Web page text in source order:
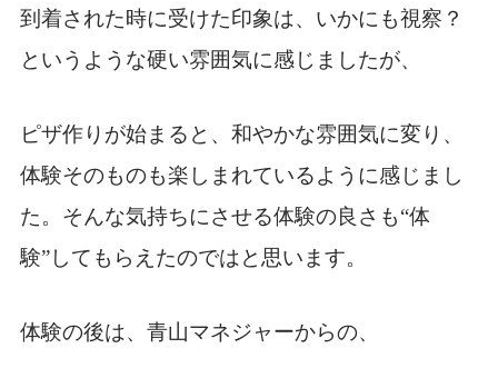
到着された時に受けた印象は、いかにも視察？
というような硬い雰囲気に感じましたが、
ピザ作りが始まると、和やかな雰囲気に変り、
体験そのものも楽しまれているように感じまし
た。そんな気持ちにさせる体験の良さも“体
験”してもらえたのではと思います。
体験の後は、青山マネジャーからの、